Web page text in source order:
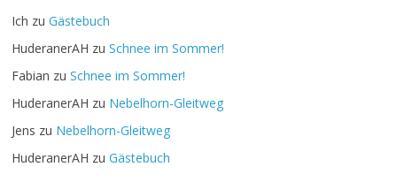
Ich zuGästebuch
HuderanerAH zuSchnee im Sommer!
Fabian zuSchnee im Sommer!
HuderanerAH zu Nebelhorn-Gleitweg
Jens zu Nebelhorn-Gleitweg
HuderanerAH zuGästebuch